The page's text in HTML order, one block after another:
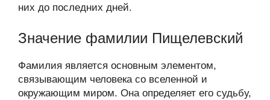
них до последних дней.
Значение фамилии Пищелевский
Фамилия является основным элементом,
связывающим человека со вселенной и
окружающим миром. Она определяет его судьбу,